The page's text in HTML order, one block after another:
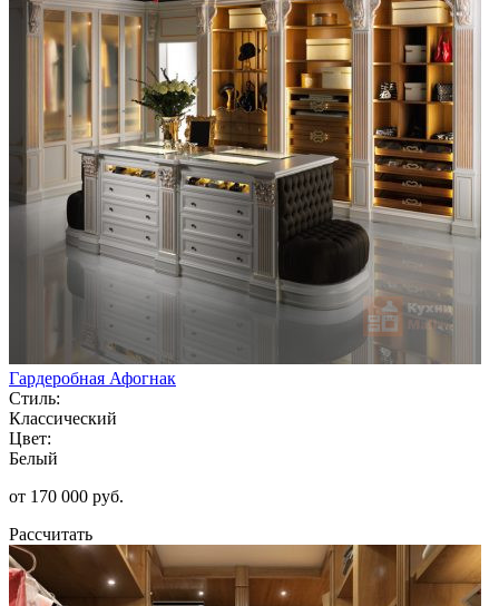
Гардеробная Афогнак
Стиль:
Классический
Цвет:
Белый
от 170 000 руб.
Рассчитать